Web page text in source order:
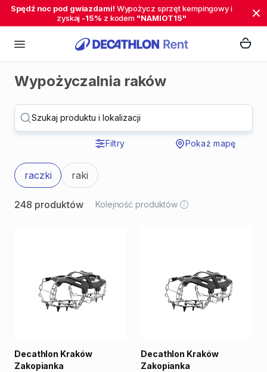
Spędź noc pod gwiazdami! Wypożycz sprzęt kempingowy i
zyskaj -15% z kodem "NAMIOT15"
Wypożyczalnia raków
Szukaj produktu i lokalizacji
Filtry Pokaż mapę
raczki raki
248 produktów Kolejność produktów
Decathlon Kraków
Zakopianka
Decathlon Kraków
Zakopianka